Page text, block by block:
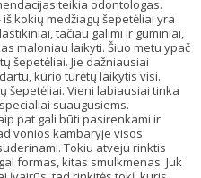
teikia odontologas.
kokių medžiagų šepetėliai yra
tačiau galimi ir guminiai,
maloniau laikyti. Šiuo metu ypač
šepetėliai. Jie dažniausiai
kurio turėtų laikytis visi.
šepetėliai. Vieni labiausiai tinka
suaugusiems.
pat gali būti pasirenkami ir
vonios kambaryje visos
Tokiu atveju rinktis
formas, kitas smulkmenas. Juk